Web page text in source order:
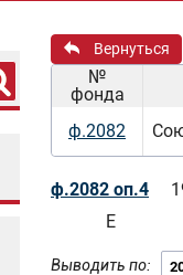
Вернуться
№
фонда
ф.2082
ф.2082 оп.4
Е
Выводить по: